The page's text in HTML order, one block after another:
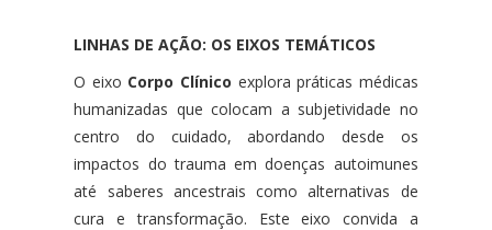
LINHAS DE AÇÃO: OS EIXOS TEMÁTICOS
O eixo Corpo Clínico explora práticas médicas
humanizadas que colocam a subjetividade no
centro do cuidado, abordando desde os
impactos do trauma em doenças autoimunes
até saberes ancestrais como alternativas de
cura e transformação. Este eixo convida a